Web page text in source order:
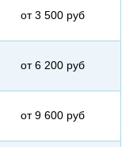
от 3 500 руб
от 6 200 руб
от 9 600 руб